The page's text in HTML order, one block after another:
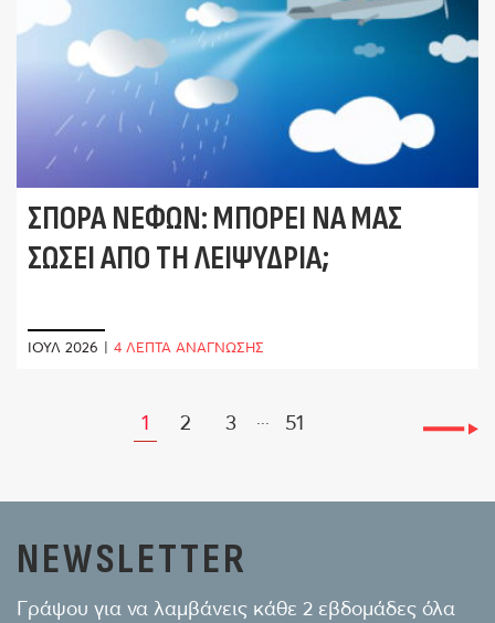
ΣΠΟΡΆ ΝΕΦΏΝ: ΜΠΟΡΕΊ ΝΑ ΜΑΣ
ΣΏΣΕΙ ΑΠΌ ΤΗ ΛΕΙΨΥΔΡΊΑ;
ΙΟΎΛ 2026 | 4 ΛΕΠΤΑ ΑΝΑΓΝΩΣΗΣ
1 2 3 ... 51
NEWSLETTER
Γράψου για να λαμβάνεις κάθε 2 εβδομάδες όλα